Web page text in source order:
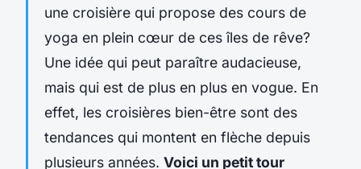
une croisière qui propose des cours de
yoga en plein cœur de ces îles de rêve?
Une idée qui peut paraître audacieuse,
mais qui est de plus en plus en vogue. En
effet, les croisières bien-être sont des
tendances qui montent en flèche depuis
plusieurs années. Voici un petit tour